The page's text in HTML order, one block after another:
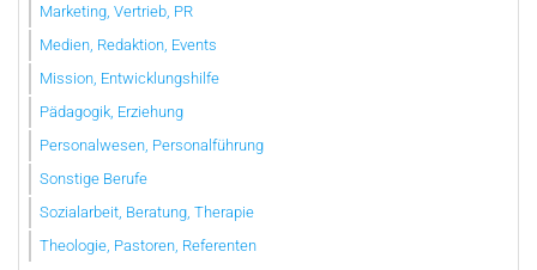
Marketing, Vertrieb, PR
Medien, Redaktion, Events
Mission, Entwicklungshilfe
Pädagogik, Erziehung
Personalwesen, Personalführung
Sonstige Berufe
Sozialarbeit, Beratung, Therapie
Theologie, Pastoren, Referenten